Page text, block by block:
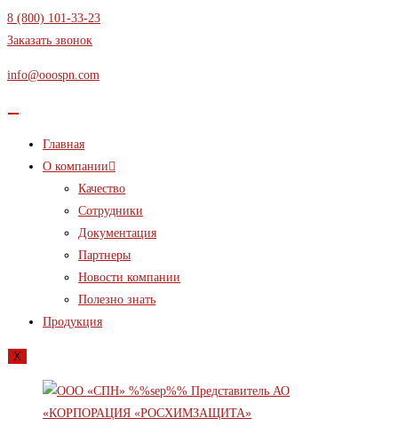
Перейти
к
8 (800) 101-33-23
Заказать звонок
info@ooospn.com
Главная
О компании
Качество
Сотрудники
Документация
Партнеры
Новости компании
Полезно знать
Продукция
X